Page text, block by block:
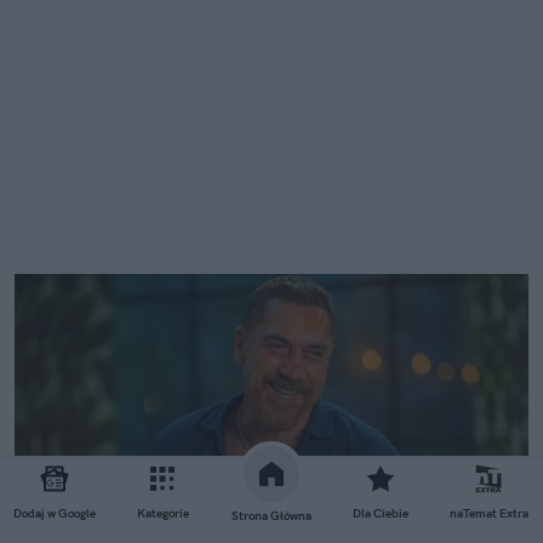
Dodaj w Google Kategorie Strona Główna Dla Ciebie naTemat Extra